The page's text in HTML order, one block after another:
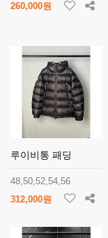
260,000원
루이비통 패딩
48,50,52,54,56
312,000원